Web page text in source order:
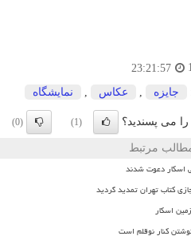
23:21:57
جایزه عكاس نمایشگاه
می پسندید؟ (1)
(0)
مرتبط
کتاب تهران تمدید گردید
اسکار
کنار نوقلم است